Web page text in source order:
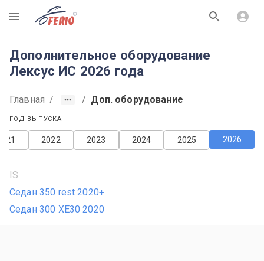
R
Дополнительное оборудование
Лексус ИС 2026 года
Главная / / Доп. оборудование
ГОД ВЫПУСКА
2026
2025
2024
2023
2022
IS
Седан 350 rest 2020+
Седан 300 XE30 2020